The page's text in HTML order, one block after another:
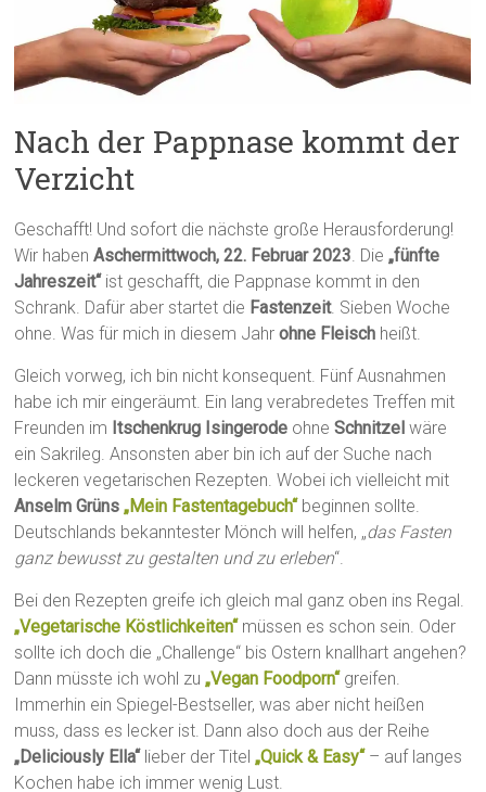
Nach der Pappnase kommt der
Verzicht
Geschafft! Und sofort die nächste große Herausforderung!
Wir habenAschermittwoch, 22. Februar 2023. Die„fünfte
Jahreszeit“ist geschafft, die Pappnase kommt in den
Schrank. Dafür aber startet die Fastenzeit. Sieben Woche
ohne. Was für mich in diesem Jahrohne Fleisch heißt.
Gleich vorweg, ich bin nicht konsequent. Fünf Ausnahmen
habe ich mir eingeräumt. Ein lang verabredetes Treffen mit
Freunden im Itschenkrug Isingerode ohneSchnitzel wäre
ein Sakrileg. Ansonsten aber bin ich auf der Suche nach
leckeren vegetarischen Rezepten. Wobei ich vielleicht mit
Anselm Grüns „Mein Fastentagebuch“beginnen sollte.
Deutschlands bekanntester Mönch will helfen, „das Fasten
ganz bewusst zu gestalten und zu erleben“.
Bei den Rezepten greife ich gleich mal ganz oben ins Regal.
„Vegetarische Köstlichkeiten“müssen es schon sein. Oder
sollte ich doch die „Challenge“ bis Ostern knallhart angehen?
Dann müsste ich wohl zu„Vegan Foodporn“greifen.
Immerhin ein Spiegel-Bestseller, was aber nicht heißen
muss, dass es lecker ist. Dann also doch aus der Reihe
„Deliciously Ella“lieber der Titel„Quick & Easy“– auf langes
Kochen habe ich immer wenig Lust.